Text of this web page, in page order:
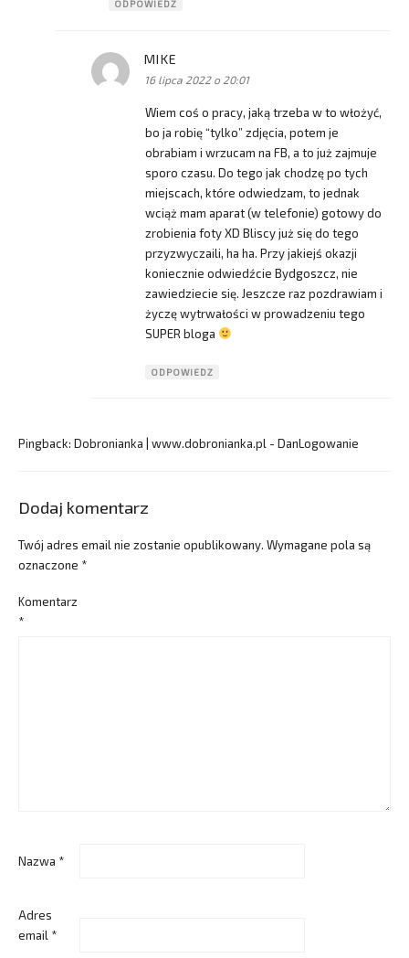
ODPOWIEDZ
MIKE
16 lipca 2022 o 20:01
Wiem coś o pracy, jaką trzeba w to włożyć,
bo ja robię “tylko” zdjęcia, potem je
obrabiam i wrzucam na FB, a to już zajmuje
sporo czasu. Do tego jak chodzę po tych
miejscach, które odwiedzam, to jednak
wciąż mam aparat (w telefonie) gotowy do
zrobienia foty XD Bliscy już się do tego
przyzwyczaili, ha ha. Przy jakiejś okazji
koniecznie odwiedźcie Bydgoszcz, nie
zawiedziecie się. Jeszcze raz pozdrawiam i
życzę wytrwałości w prowadzeniu tego
SUPER bloga
ODPOWIEDZ
Pingback: Dobronianka | www.dobronianka.pl - DanLogowanie
Dodaj komentarz
Twój adres email nie zostanie opublikowany. Wymagane pola są
oznaczone *
Komentarz
*
Nazwa *
Adres
email *